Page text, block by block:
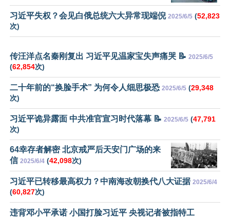
习近平失权？会见白俄总统六大异常现端倪 2025/6/5 (52,823
次)
传汪洋点名秦刚复出 习近平见温家宝失声痛哭 📝 2025/6/5
(62,854次)
二十年前的“换脸手术” 为何令人细思极恐 2025/6/5 (29,348
次)
习近平诡异露面 中共准官宣习时代落幕 📝 2025/6/5 (47,791
次)
64幸存者解密 北京戒严后天安门广场的来
信 2025/6/4 (42,098次)
习近平已转移最高权力？中南海改朝换代八大证据 2025/6/4
(60,827次)
违背邓小平承诺 小国打脸习近平 央视记者被指特工